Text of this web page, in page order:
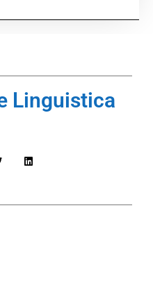
Linguistica